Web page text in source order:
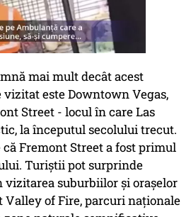
mai mult decât acest
vizitat este Downtown Vegas,
Street - locul în care Las
la începutul secolului trecut.
Fremont Street a fost primul
Turiștii pot surprinde
suburbiilor și orașelor
Valley of Fire, parcuri naționale